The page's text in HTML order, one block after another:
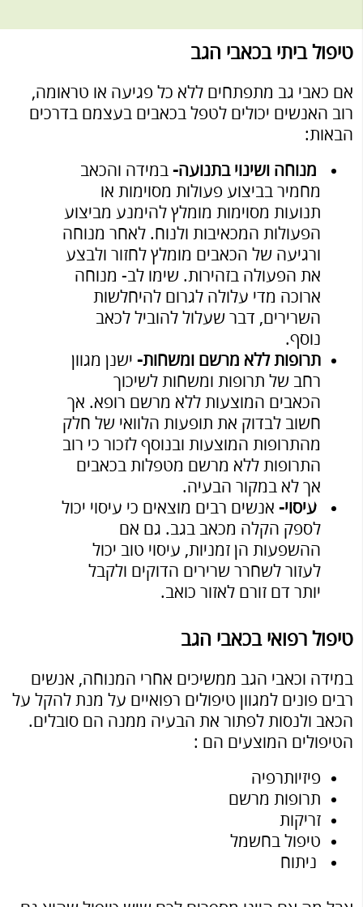
טיפול ביתי בכאבי הגב
אם כאבי גב מתפתחים ללא כל פגיעה או טראומה,
רוב האנשים יכולים לטפל בכאבים בעצמם בדרכים
הבאות:
מנוחה ושינוי בתנועה- במידה והכאב
מחמיר בביצוע פעולות מסוימות או
תנועות מסוימות מומלץ להימנע מביצוע
הפעולות המכאיבות ולנוח. לאחר מנוחה
ורגיעה של הכאבים מומלץ לחזור ולבצע
את הפעולה בזהירות. שימו לב- מנוחה
ארוכה מדי עלולה לגרום להיחלשות
השרירים, דבר שעלול להוביל לכאב
נוסף.
תרופות ללא מרשם ומשחות- ישנן מגוון
רחב של תרופות ומשחות לשיכוך
הכאבים המוצעות ללא מרשם רופא. אך
חשוב לבדוק את תופעות הלוואי של חלק
מהתרופות המוצעות ובנוסף לזכור כי רוב
התרופות ללא מרשם מטפלות בכאבים
אך לא במקור הבעיה.
עיסוי- אנשים רבים מוצאים כי עיסוי יכול
לספק הקלה מכאב בגב. גם אם
ההשפעות הן זמניות, עיסוי טוב יכול
לעזור לשחרר שרירים הדוקים ולקבל
יותר דם זורם לאזור כואב.
טיפול רפואי בכאבי הגב
במידה וכאבי הגב ממשיכים אחרי המנוחה, אנשים
רבים פונים למגוון טיפולים רפואיים על מנת להקל על
הכאב ולנסות לפתור את הבעיה ממנה הם סובלים.
הטיפולים המוצעים הם :
פיזיותרפיה
תרופות מרשם
זריקות
טיפול בחשמל
ניתוח